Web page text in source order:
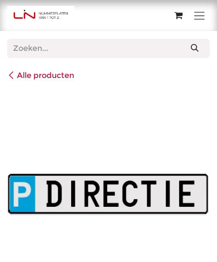
Overslaan naar inhoud
Alle producten